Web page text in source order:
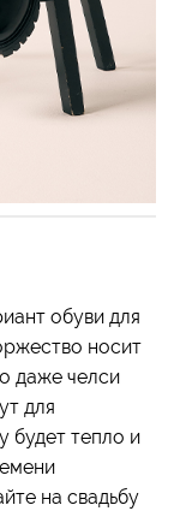
обуви для
носит
даже челси
для
будет тепло и
на свадьбу